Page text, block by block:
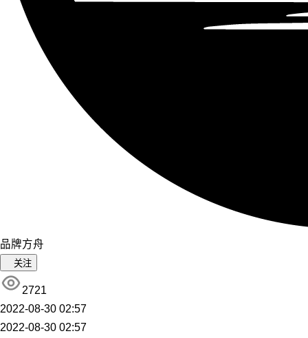
品牌方舟
关注
2721
2022-08-30 02:57
2022-08-30 02:57